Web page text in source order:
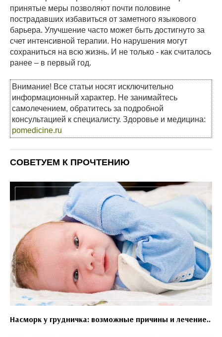
принятые меры позволяют почти половине
пострадавших избавиться от заметного языкового
барьера. Улучшение часто может быть достигнуто за
счет интенсивной терапии. Но нарушения могут
сохраниться на всю жизнь. И не только - как считалось
ранее – в первый год.
Внимание! Все статьи носят исключительно
информационный характер. Не занимайтесь
самолечением, обратитесь за подробной
консультацией к специалисту. Здоровье и медицина:
pomedicine.ru
СОВЕТУЕМ К ПРОЧТЕНИЮ
Насморк у грудничка: возможные причины и лечение..